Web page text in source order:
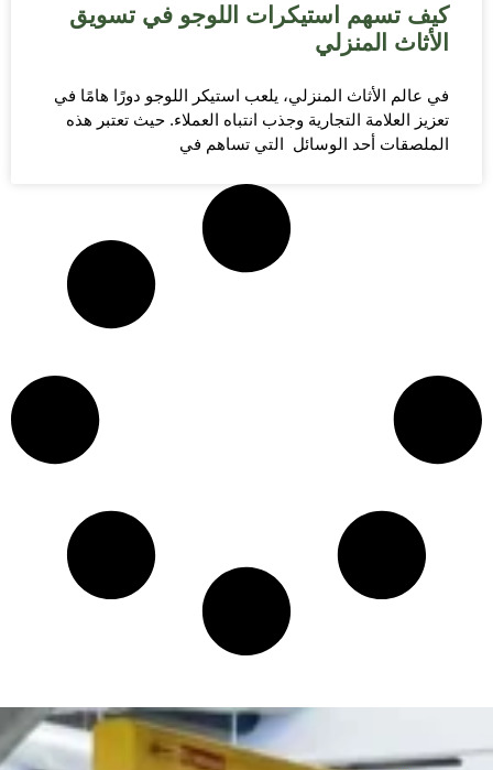
كيف تسهم استيكرات اللوجو في تسويق
الأثاث المنزلي
في عالم الأثاث المنزلي، يلعب استيكر اللوجو دورًا هامًا في
تعزيز العلامة التجارية وجذب انتباه العملاء. حيث تعتبر هذه
الملصقات أحد الوسائل التي تساهم في